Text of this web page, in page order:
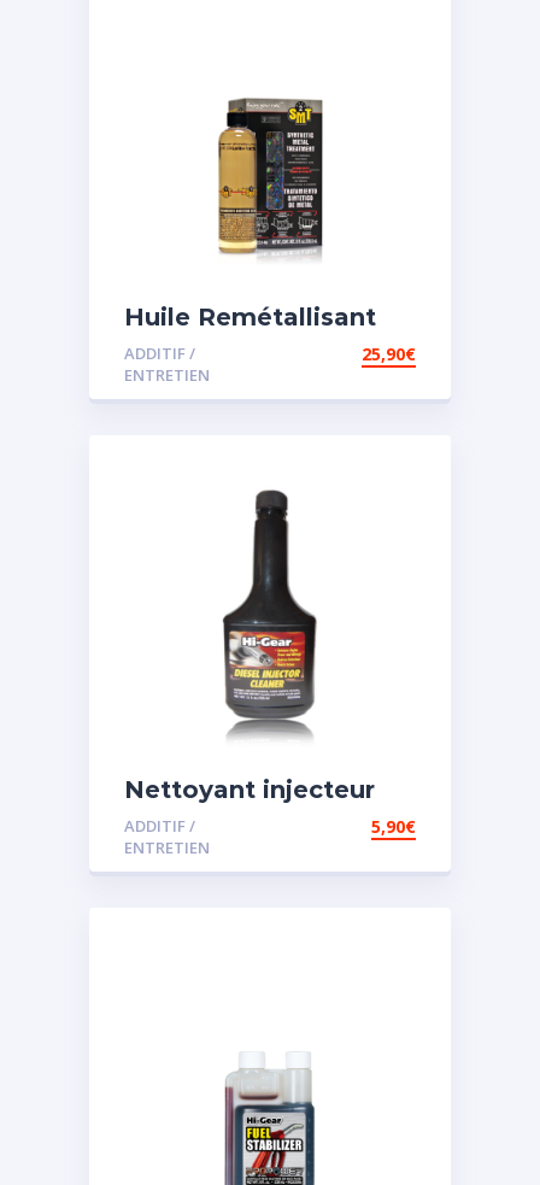
Huile Remétallisant
Moteur SMT2
ADDITIF /
ENTRETIEN
25,90€
Nettoyant injecteur
diesel
ADDITIF /
ENTRETIEN
5,90€